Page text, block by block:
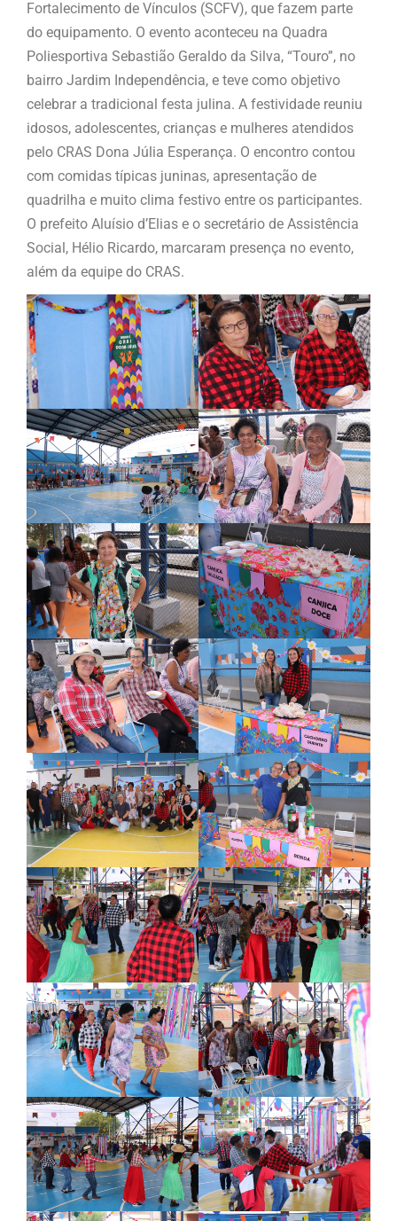
Fortalecimento de Vínculos (SCFV), que fazem parte
do equipamento. O evento aconteceu na Quadra
Poliesportiva Sebastião Geraldo da Silva, “Touro”, no
bairro Jardim Independência, e teve como objetivo
celebrar a tradicional festa julina. A festividade reuniu
idosos, adolescentes, crianças e mulheres atendidos
pelo CRAS Dona Júlia Esperança. O encontro contou
com comidas típicas juninas, apresentação de
quadrilha e muito clima festivo entre os participantes.
O prefeito Aluísio d’Elias e o secretário de Assistência
Social, Hélio Ricardo, marcaram presença no evento,
além da equipe do CRAS.